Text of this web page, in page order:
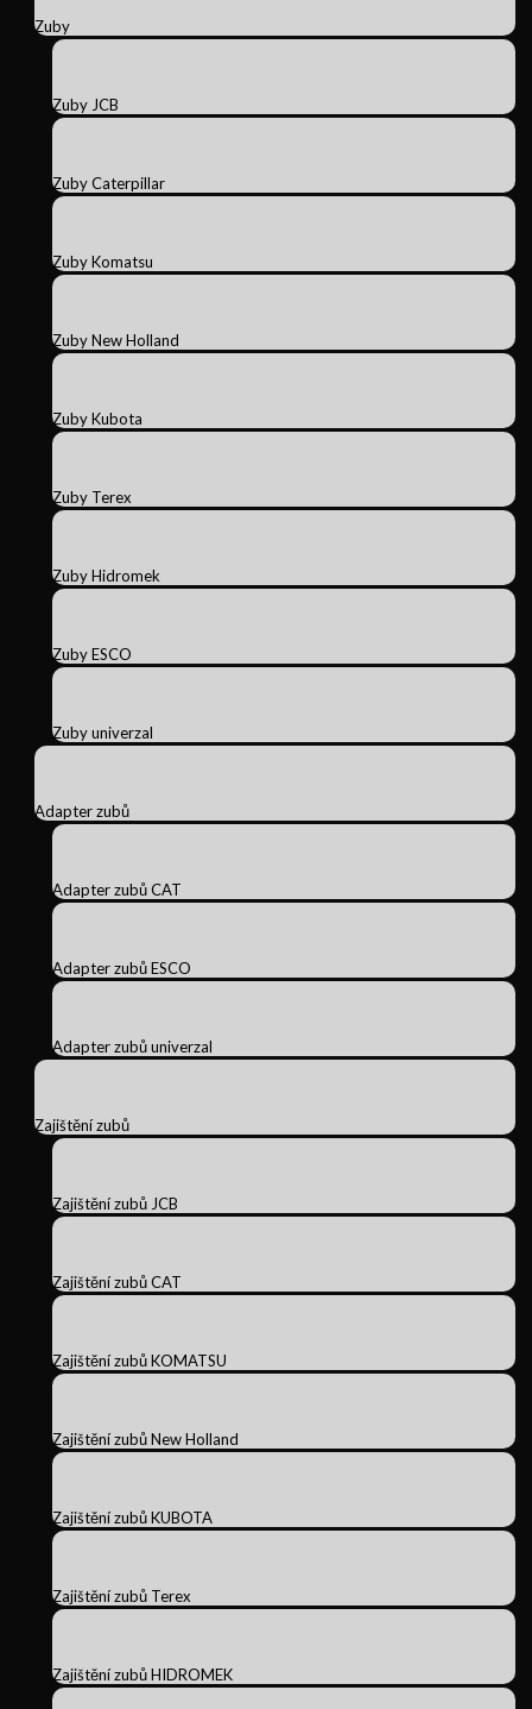
Zuby
Zuby JCB
Zuby Caterpillar
Zuby Komatsu
Zuby New Holland
Zuby Kubota
Zuby Terex
Zuby Hidromek
Zuby ESCO
Zuby univerzal
Adapter zubů
Adapter zubů CAT
Adapter zubů ESCO
Adapter zubů univerzal
Zajištění zubů
Zajištění zubů JCB
Zajištění zubů CAT
Zajištění zubů KOMATSU
Zajištění zubů New Holland
Zajištění zubů KUBOTA
Zajištění zubů Terex
Zajištění zubů HIDROMEK